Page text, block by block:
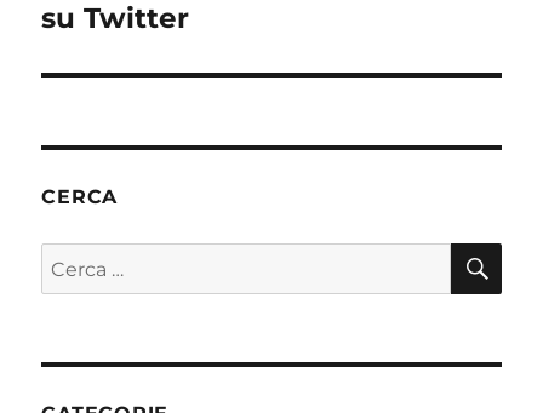
successivo:
su Twitter
CERCA
Cerca: